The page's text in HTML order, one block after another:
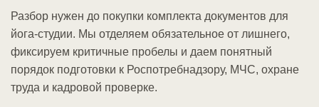
Разбор нужен до покупки комплекта документов для
йога-студии. Мы отделяем обязательное от лишнего,
фиксируем критичные пробелы и даем понятный
порядок подготовки к Роспотребнадзору, МЧС, охране
труда и кадровой проверке.